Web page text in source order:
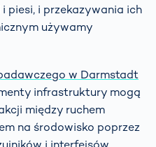
piesi, i przekazywania ich
używamy
w Darmstadt
infrastruktury mogą
między ruchem
na środowisko poprzez